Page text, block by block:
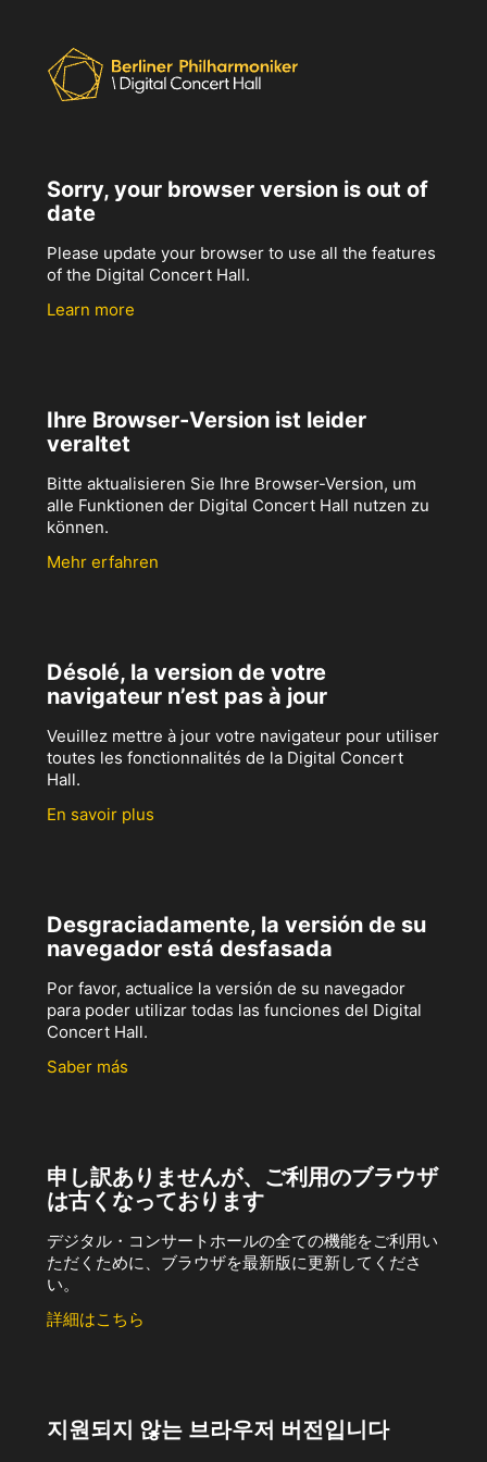
Sorry, your browser version is out of
date
Please update your browser to use all the features
of the Digital Concert Hall.
Learn more
Ihre Browser-Version ist leider
veraltet
Bitte aktualisieren Sie Ihre Browser-Version, um
alle Funktionen der Digital Concert Hall nutzen zu
können.
Mehr erfahren
Désolé, la version de votre
navigateur n’est pas à jour
Veuillez mettre à jour votre navigateur pour utiliser
toutes les fonctionnalités de la Digital Concert
Hall.
En savoir plus
Desgraciadamente, la versión de su
navegador está desfasada
Por favor, actualice la versión de su navegador
para poder utilizar todas las funciones del Digital
Concert Hall.
Saber más
申し訳ありませんが、ご利用のブラウザ
は古くなっております
デジタル・コンサートホールの全ての機能をご利用い
ただくために、ブラウザを最新版に更新してくださ
い。
詳細はこちら
지원되지 않는 브라우저 버전입니다